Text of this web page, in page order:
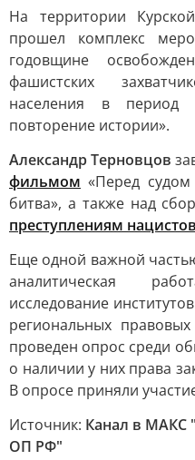
На территории
прошел комплекс
годовщине
фашистских
населения в период
повторение истории».
Александр Терновцов
фильмом «Перед судом
битва», а также над
преступлениям
Еще одной важной
аналитическая
исследование
региональных
проведен опрос среди
о наличии у них права
В опросе приняли
Источник: Канал в МАКС
ОП РФ"